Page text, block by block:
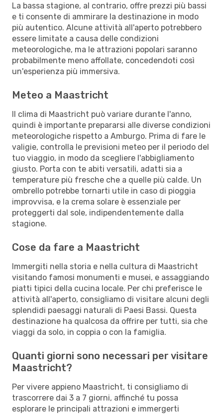
La bassa stagione, al contrario, offre prezzi più bassi
e ti consente di ammirare la destinazione in modo
più autentico. Alcune attività all'aperto potrebbero
essere limitate a causa delle condizioni
meteorologiche, ma le attrazioni popolari saranno
probabilmente meno affollate, concedendoti così
un'esperienza più immersiva.
Meteo a Maastricht
Il clima di Maastricht può variare durante l'anno,
quindi è importante prepararsi alle diverse condizioni
meteorologiche rispetto a Amburgo. Prima di fare le
valigie, controlla le previsioni meteo per il periodo del
tuo viaggio, in modo da scegliere l'abbigliamento
giusto. Porta con te abiti versatili, adatti sia a
temperature più fresche che a quelle più calde. Un
ombrello potrebbe tornarti utile in caso di pioggia
improvvisa, e la crema solare è essenziale per
proteggerti dal sole, indipendentemente dalla
stagione.
Cose da fare a Maastricht
Immergiti nella storia e nella cultura di Maastricht
visitando famosi monumenti e musei, e assaggiando
piatti tipici della cucina locale. Per chi preferisce le
attività all'aperto, consigliamo di visitare alcuni degli
splendidi paesaggi naturali di Paesi Bassi. Questa
destinazione ha qualcosa da offrire per tutti, sia che
viaggi da solo, in coppia o con la famiglia.
Quanti giorni sono necessari per visitare
Maastricht?
Per vivere appieno Maastricht, ti consigliamo di
trascorrere dai 3 a 7 giorni, affinché tu possa
esplorare le principali attrazioni e immergerti